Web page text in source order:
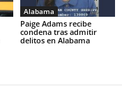
Alabama
Paige Adams recibe
condena tras admitir
delitos en Alabama